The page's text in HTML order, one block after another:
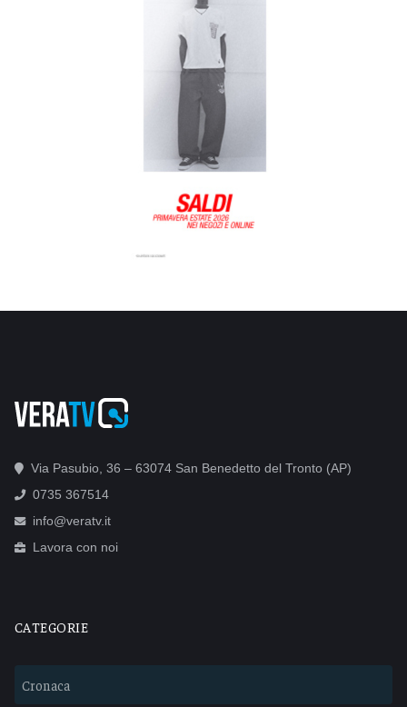
Via Pasubio, 36 – 63074 San Benedetto del Tronto (AP)
0735 367514
info@veratv.it
Lavora con noi
CATEGORIE
Cronaca